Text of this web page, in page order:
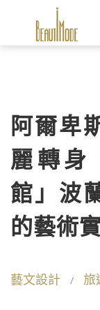
阿爾卑
麗轉身
館」波
的藝術
藝文設計 旅